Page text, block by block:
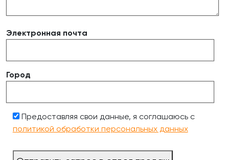
Электронная почта
Город
Предоставляя свои данные, я соглашаюсь с
политикой обработки персональных данных